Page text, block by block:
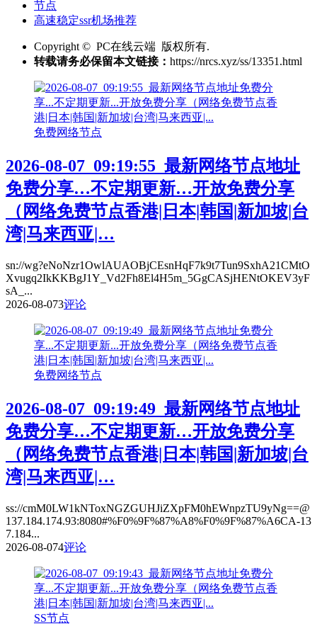
节点
高速稳定ssr机场推荐
Copyright © PC在线云端 版权所有.
转载请务必保留本文链接： https://nrcs.xyz/ss/13351.html
免费网络节点
2026-08-07_09:19:55_最新网络节点地址
免费分享…不定期更新…开放免费分享
（网络免费节点香港|日本|韩国|新加坡|台
湾|马来西亚|…
sn://wg?eNoNzr1OwlAUAOBjCEsnHqF7k9t7Tun9SxhA21CMtO
Xvugq2IkKKBgJ1Y_Vd2Fh8El4H5m_5GgCASjHENtOKEV3yF
sA_...
2026-08-073评论
免费网络节点
2026-08-07_09:19:49_最新网络节点地址
免费分享…不定期更新…开放免费分享
（网络免费节点香港|日本|韩国|新加坡|台
湾|马来西亚|…
ss://cmM0LW1kNToxNGZGUHJiZXpFM0hEWnpzTU9yNg==@
137.184.174.93:8080#%F0%9F%87%A8%F0%9F%87%A6CA-13
7.184...
2026-08-074评论
SS节点